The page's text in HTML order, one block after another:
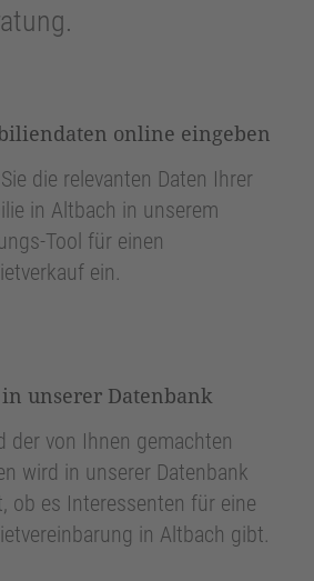
online eingeben
die relevanten Daten Ihrer
in Altbach in unserem
Tool für einen
ein.
in unserer Datenbank
der von Ihnen gemachten
wird in unserer Datenbank
ob es Interessenten für eine
in Altbach gibt.